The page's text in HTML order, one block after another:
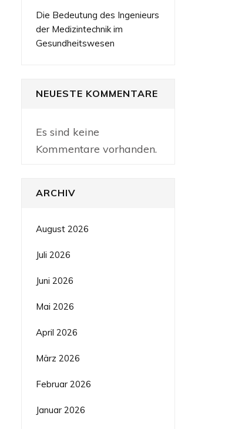
Die Bedeutung des Ingenieurs
der Medizintechnik im
Gesundheitswesen
NEUESTE KOMMENTARE
Es sind keine
Kommentare vorhanden.
ARCHIV
August 2026
Juli 2026
Juni 2026
Mai 2026
April 2026
März 2026
Februar 2026
Januar 2026